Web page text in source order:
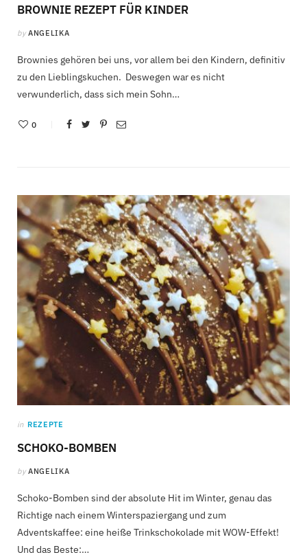
BROWNIE REZEPT FÜR KINDER
by ANGELIKA
Brownies gehören bei uns, vor allem bei den Kindern, definitiv
zu den Lieblingskuchen. Deswegen war es nicht
verwunderlich, dass sich mein Sohn…
0
in REZEPTE
SCHOKO-BOMBEN
by ANGELIKA
Schoko-Bomben sind der absolute Hit im Winter, genau das
Richtige nach einem Winterspaziergang und zum
Adventskaffee: eine heiße Trinkschokolade mit WOW-Effekt!
Und das Beste:…